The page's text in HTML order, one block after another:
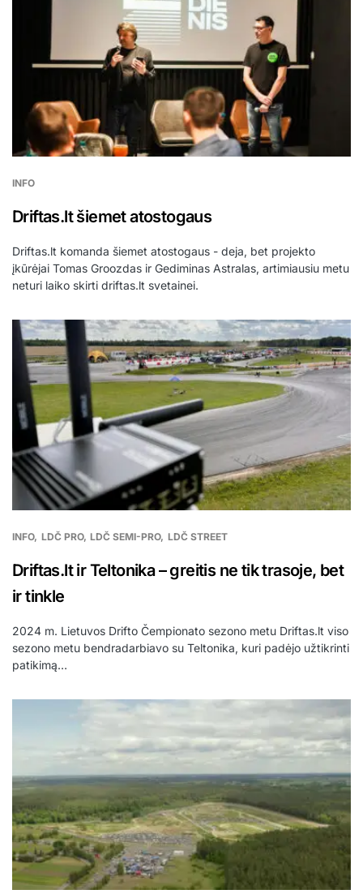
INFO
Driftas.lt šiemet atostogaus
Driftas.lt komanda šiemet atostogaus - deja, bet projekto
įkūrėjai Tomas Groozdas ir Gediminas Astralas, artimiausiu metu
neturi laiko skirti driftas.lt svetainei.
INFO LDČ PRO LDČ SEMI-PRO LDČ STREET
Driftas.lt ir Teltonika – greitis ne tik trasoje, bet
ir tinkle
2024 m. Lietuvos Drifto Čempionato sezono metu Driftas.lt viso
sezono metu bendradarbiavo su Teltonika, kuri padėjo užtikrinti
patikimą…